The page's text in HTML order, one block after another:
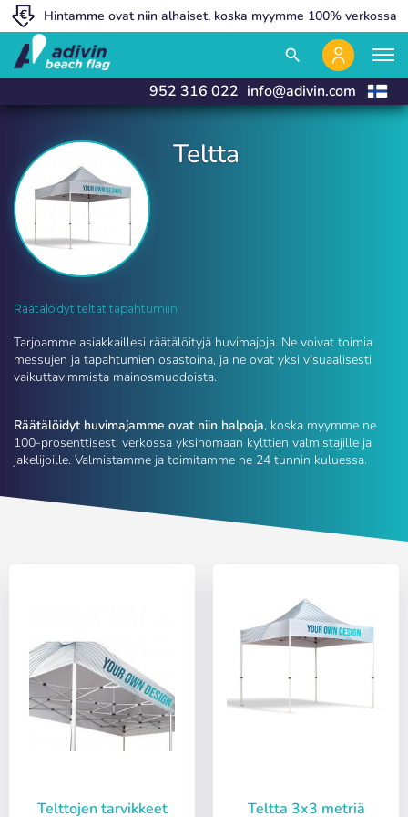
Valmistamme ja toimitamme 24 tunnissa
Yksinomainen myynti ammattikumppaneille
Hintamme ovat niin alhaiset, koska myymme 100% verkossa
search
close
952 316 022 info@adivin.com
close
Teltta | Adivin Beach Flag
Teltta
Räätälöidyt teltat tapahtumiin
Tarjoamme asiakkaillesi räätälöityjä huvimajoja. Ne voivat toimia
messujen ja tapahtumien osastoina, ja ne ovat yksi visuaalisesti
vaikuttavimmista mainosmuodoista.
Räätälöidyt huvimajamme ovat niin halpoja, koska myymme ne
100-prosenttisesti verkossa yksinomaan kylttien valmistajille ja
jakelijoille. Valmistamme ja toimitamme ne 24 tunnin kuluessa.
Telttojen tarvikkeet Teltta 3x3 metriä